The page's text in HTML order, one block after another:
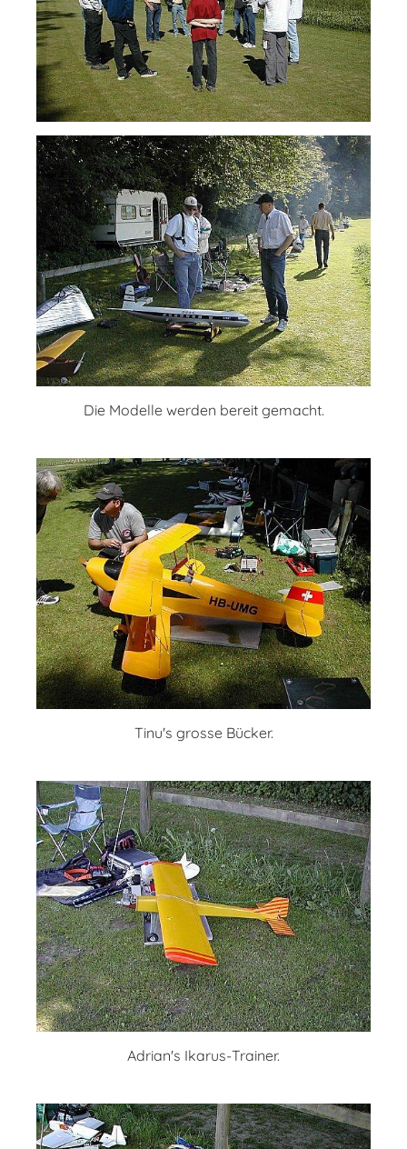
Die Modelle werden bereit gemacht.
Tinu's grosse Bücker.
Adrian's Ikarus-Trainer.